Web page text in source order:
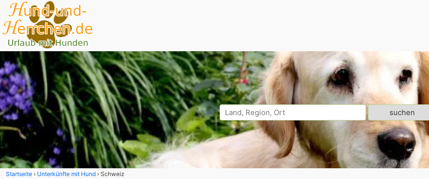
Startseite Unterkünfte mit Hund Schweiz